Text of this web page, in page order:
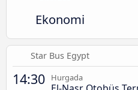
Ekonomi
Star Bus Egypt
14:30 Hurgada